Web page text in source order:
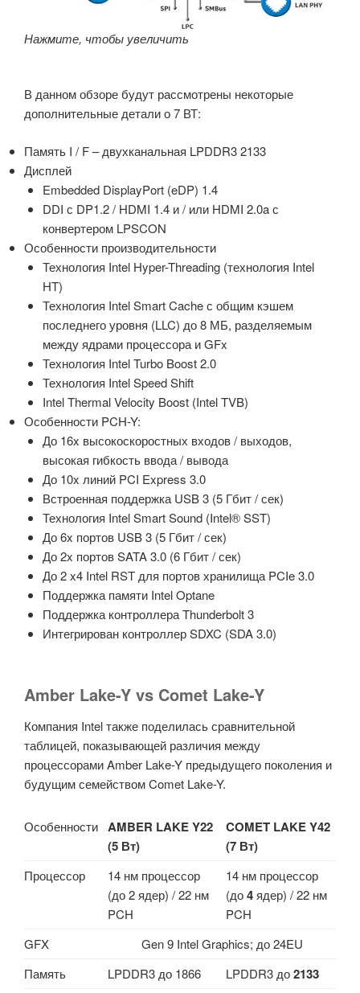
Нажмите, чтобы увеличить
В данном обзоре будут рассмотрены некоторые
дополнительные детали о 7 ВТ:
Память I / F – двухканальная LPDDR3 2133
Дисплей
Embedded DisplayPort (eDP) 1.4
DDI с DP1.2 / HDMI 1.4 и / или HDMI 2.0a с
конвертером LPSCON
Особенности производительности
Технология Intel Hyper-Threading (технология Intel
HT)
Технология Intel Smart Cache с общим кэшем
последнего уровня (LLC) до 8 МБ, разделяемым
между ядрами процессора и GFx
Технология Intel Turbo Boost 2.0
Технология Intel Speed Shift
Intel Thermal Velocity Boost (Intel TVB)
Особенности PCH-Y:
До 16x высокоскоростных входов / выходов,
высокая гибкость ввода / вывода
До 10x линий PCI Express 3.0
Встроенная поддержка USB 3 (5 Гбит / сек)
Технология Intel Smart Sound (Intel® SST)
До 6x портов USB 3 (5 Гбит / сек)
До 2x портов SATA 3.0 (6 Гбит / сек)
До 2 x4 Intel RST для портов хранилища PCIe 3.0
Поддержка памяти Intel Optane
Поддержка контроллера Thunderbolt 3
Интегрирован контроллер SDXC (SDA 3.0)
Amber Lake-Y vs Comet Lake-Y
Компания Intel также поделилась сравнительной
таблицей, показывающей различия между
процессорами Amber Lake-Y предыдущего поколения и
будущим семейством Comet Lake-Y.
Особенности AMBER LAKE Y22
(5 Вт)
COMET LAKE Y42
(7 Вт)
Процессор
14 нм процессор
(до 2 ядер) / 22 нм
PCH
14 нм процессор
(до4ядер) / 22 нм
PCH
GFX
Gen 9 Intel Graphics; до 24EU
Память
LPDDR3 до 1866 LPDDR3 до2133